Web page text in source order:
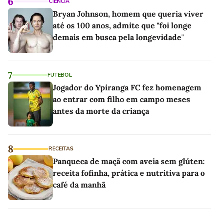
Bryan Johnson, homem que queria viver
até os 100 anos, admite que "foi longe
demais em busca pela longevidade"
7 FUTEBOL
Jogador do Ypiranga FC fez homenagem
ao entrar com filho em campo meses
antes da morte da criança
8 RECEITAS
Panqueca de maçã com aveia sem glúten:
receita fofinha, prática e nutritiva para o
café da manhã